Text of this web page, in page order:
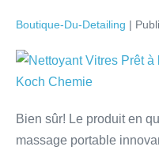
Boutique-Du-Detailing |
Bien sûr! Le produit en
massage portable